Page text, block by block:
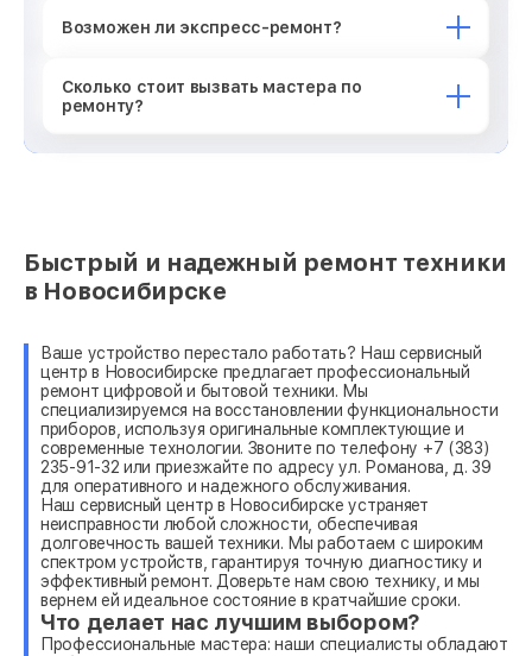
Возможен ли экспресс-ремонт?
Сколько стоит вызвать мастера по
ремонту?
Быстрый и надежный ремонт техники
в Новосибирске
Ваше устройство перестало работать? Наш сервисный
центр в Новосибирске предлагает профессиональный
ремонт цифровой и бытовой техники. Мы
специализируемся на восстановлении функциональности
приборов, используя оригинальные комплектующие и
современные технологии. Звоните по телефону +7 (383)
235-91-32 или приезжайте по адресу ул. Романова, д. 39
для оперативного и надежного обслуживания.
Наш сервисный центр в Новосибирске устраняет
неисправности любой сложности, обеспечивая
долговечность вашей техники. Мы работаем с широким
спектром устройств, гарантируя точную диагностику и
эффективный ремонт. Доверьте нам свою технику, и мы
вернем ей идеальное состояние в кратчайшие сроки.
Что делает нас лучшим выбором?
Профессиональные мастера: наши специалисты обладают